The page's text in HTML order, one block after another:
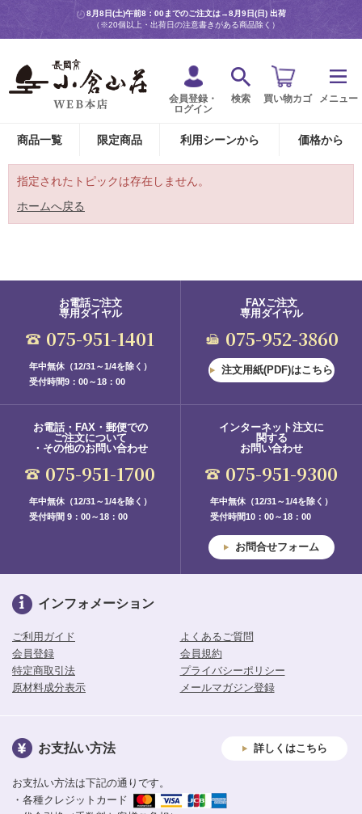
8月8日(土)午前8：00までのご注文は→8月9日(日) 出荷
（※20個以上・出荷日の注意書きがある商品除く）
会員登録・
ログイン
検索 買い物カゴ メニュー
商品一覧 限定商品 利用シーンから 価格から
指定されたトピックは存在しません。
ホームへ戻る
お電話ご注文
専用ダイヤル
075-951-1401
年中無休（12/31～1/4を除く）
受付時間9：00～18：00
FAXご注文
専用ダイヤル
075-952-3860
注文用紙(PDF)はこちら
お電話・FAX・郵便での
ご注文について
・その他のお問い合わせ
075-951-1700
年中無休（12/31～1/4を除く）
受付時間 9：00～18：00
インターネット注文に
関する
お問い合わせ
075-951-9300
年中無休（12/31～1/4を除く）
受付時間10：00～18：00
お問合せフォーム
インフォメーション
ご利用ガイド
よくあるご質問
会員登録
会員規約
特定商取引法
プライバシーポリシー
原材料成分表示
メールマガジン登録
お支払い方法 詳しくはこちら
お支払い方法は下記の通りです。
・各種クレジットカード